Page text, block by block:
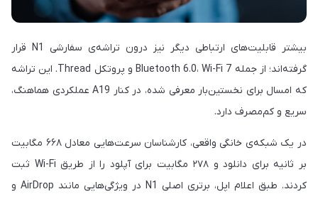
بیشتر قابلیت‌های ارتباطی دیگر نیز درون تراشه‌ی سفارشی N1 قرار
گرفته‌اند؛ از جمله Bluetooth 6.0، Wi-Fi 7 و پروتکل Thread. این تراشه
که امسال برای نخستین‌بار معرفی شده، در کنار A19 عملکردی هماهنگ،
سریع و کم‌مصرف دارد.
در یک شبکه‌ی خانگی واقعی، کارشناسان سرعت‌هایی معادل ۶۶۸ مگابیت
بر ثانیه برای دانلود و ۲۷۸ مگابیت برای آپلود را از طریق Wi-Fi ثبت
کردند. طبق اعلام اپل، برتری اصلی N1 در ویژگی‌هایی مانند AirDrop و